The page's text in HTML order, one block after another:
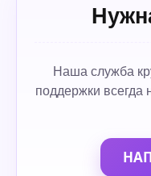
Наша служба
поддержки всегда